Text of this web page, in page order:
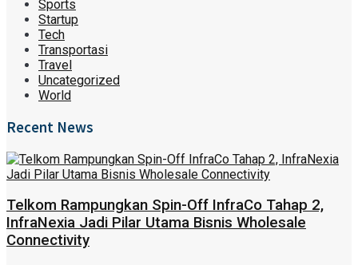
Sports
Startup
Tech
Transportasi
Travel
Uncategorized
World
Recent News
Telkom Rampungkan Spin-Off InfraCo Tahap 2,
InfraNexia Jadi Pilar Utama Bisnis Wholesale
Connectivity